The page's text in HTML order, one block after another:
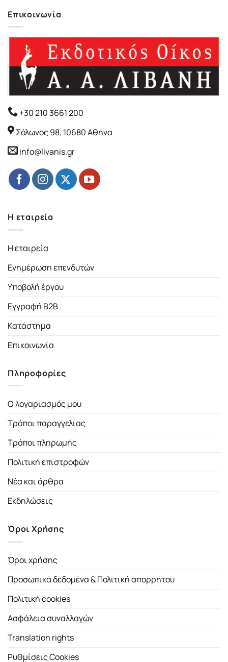
Επικοινωνία
+30 210 3661 200
Σόλωνος 98, 10680 Αθήνα
info@livanis.gr
Η εταιρεία
Η εταιρεία
Ενημέρωση επενδυτών
Υποβολή έργου
Εγγραφή B2B
Κατάστημα
Επικοινωνία
Πληροφορίες
Ο λογαριασμός μου
Τρόποι παραγγελίας
Τρόποι πληρωμής
Πολιτική επιστροφών
Νέα και άρθρα
Εκδηλώσεις
Όροι Χρήσης
Όροι χρήσης
Προσωπικά δεδομένα & Πολιτική απορρήτου
Πολιτική cookies
Ασφάλεια συναλλαγών
Translation rights
Ρυθμίσεις Cookies